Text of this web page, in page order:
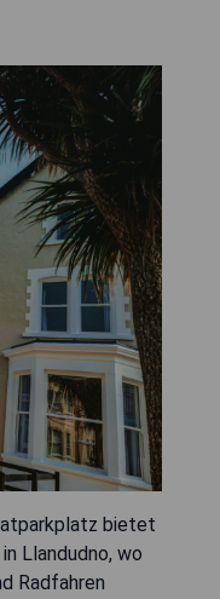
bietet
Llandudno, wo
Radfahren